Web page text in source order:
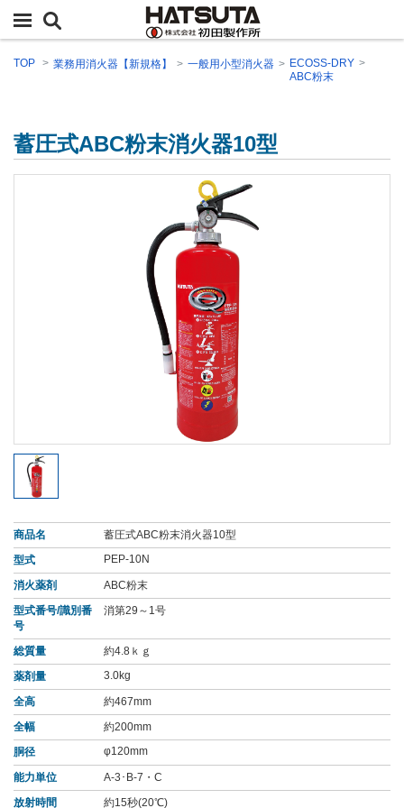
TOP 業務用消火器【新規格】 一般用小型消火器
ECOSS-DRY
ABC粉末
蓄圧式ABC粉末消火器10型
商品名
蓄圧式ABC粉末消火器10型
型式
PEP-10N
消火薬剤
ABC粉末
型式番号/識別番
号
消第29～1号
総質量
約4.8ｋｇ
薬剤量
3.0kg
全高
約467mm
全幅
約200mm
胴径
φ120mm
能力単位
A-3･B-7・C
放射時間
約15秒(20℃)